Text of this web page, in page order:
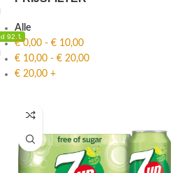
92.1
Alle
€0,00 - € 10,00
€ 10,00 - € 20,00
€ 20,00 +